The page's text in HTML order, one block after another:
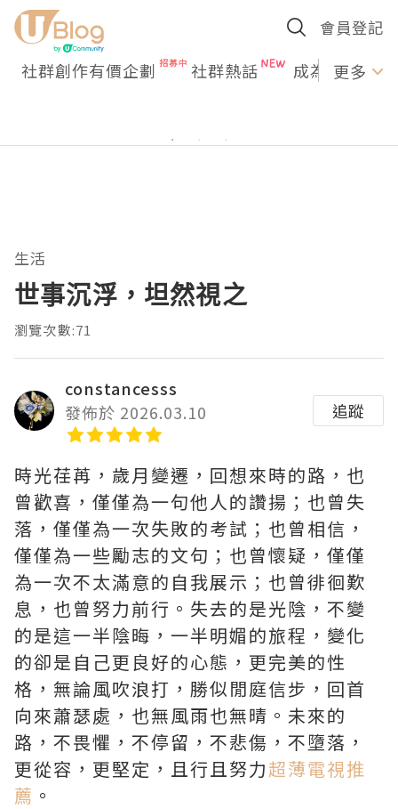
會員登記
社群創作有價企劃 社群熱話 成為U更多
生活
世事沉浮，坦然視之
瀏覽次數:71
constancesss
發佈於 2026.03.10
追蹤
時光荏苒，歲月變遷，回想來時的路，也
曾歡喜，僅僅為一句他人的讚揚；也曾失
落，僅僅為一次失敗的考試；也曾相信，
僅僅為一些勵志的文句；也曾懷疑，僅僅
為一次不太滿意的自我展示；也曾徘徊歎
息，也曾努力前行。失去的是光陰，不變
的是這一半陰晦，一半明媚的旅程，變化
的卻是自己更良好的心態，更完美的性
格，無論風吹浪打，勝似閒庭信步，回首
向來蕭瑟處，也無風雨也無晴。未來的
路，不畏懼，不停留，不悲傷，不墮落，
更從容，更堅定，且行且努力超薄電視推
薦 。